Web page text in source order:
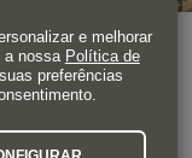
paraje de la
sobre el nivel
e melhorar
a nossa Política de
preferências